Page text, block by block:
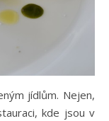
jídlům. Nejen,
kde jsou v